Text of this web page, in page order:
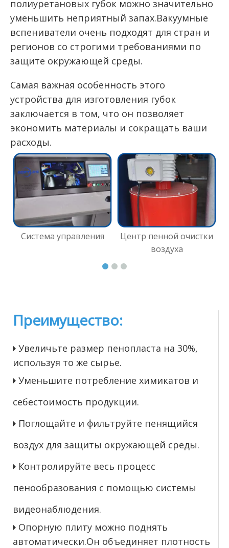
полиуретановых губок можно значительно
уменьшить неприятный запах.Вакуумные
вспениватели очень подходят для стран и
регионов со строгими требованиями по
защите окружающей среды.
Самая важная особенность этого
устройства для изготовления губок
заключается в том, что он позволяет
экономить материалы и сокращать ваши
расходы.
Система управления
Центр пенной очистки
воздуха
Преимущество:
 Увеличьте размер пенопласта на 30%,
используя то же сырье.
 Уменьшите потребление химикатов и
себестоимость продукции.
 Поглощайте и фильтруйте пенящийся
воздух для защиты окружающей среды.
 Контролируйте весь процесс
пенообразования с помощью системы
видеонаблюдения.
 Опорную плиту можно поднять
автоматически.Он объединяет плотность